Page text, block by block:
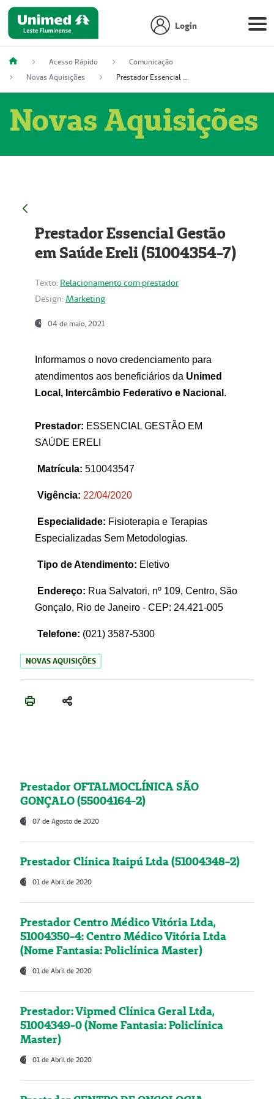
Login
Acesso Rápido
Comunicação
Novas Aquisições
Prestador Essencial Gestão em Saúde Ereli (51004354-7)
Novas Aquisições
Prestador Essencial Gestão
em Saúde Ereli (51004354-7)
Texto: Relacionamento com prestador
Design: Marketing
04 de maio, 2021
Informamos o novo credenciamento para
atendimentos aos beneficiários da Unimed
Local, Intercâmbio Federativo e Nacional .
Prestador: ESSENCIAL GESTÃO EM
SAÚDE ERELI
Matrícula: 510043547
Vigência: 22/04/2020
Especialidade: Fisioterapia e Terapias
Especializadas Sem Metodologias.
Tipo de Atendimento: Eletivo
Endereço: Rua Salvatori, nº 109, Centro, São
Gonçalo, Rio de Janeiro - CEP: 24.421-005
Telefone: (021) 3587-5300
NOVAS AQUISIÇÕES
Prestador OFTALMOCLÍNICA SÃO
GONÇALO (55004164-2)
07 de Agosto de 2020
Prestador Clínica Itaipú Ltda (51004348-2)
01 de Abril de 2020
Prestador Centro Médico Vitória Ltda,
51004350-4: Centro Médico Vitória Ltda
(Nome Fantasia: Policlínica Master)
01 de Abril de 2020
Prestador: Vipmed Clínica Geral Ltda,
51004349-0 (Nome Fantasia: Policlínica
Master)
01 de Abril de 2020